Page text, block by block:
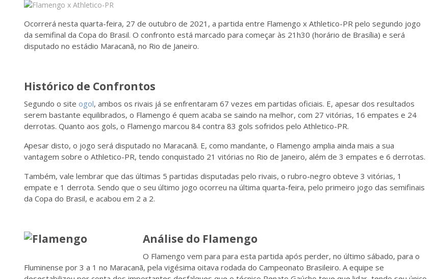
Ocorrerá nesta quarta-feira, 27 de outubro de 2021, a partida entre Flamengo x Athletico-PR pelo segundo jogo
da semifinal da Copa do Brasil. O confronto está marcado para começar às 21h30 (horário de Brasília) e será
disputado no estádio Maracanã, no Rio de Janeiro.
Histórico de Confrontos
Segundo o site ogol, ambos os rivais já se enfrentaram 67 vezes em partidas oficiais. E, apesar dos resultados
serem bastante equilibrados, o Flamengo é quem acaba se saindo na melhor, com 27 vitórias, 16 empates e 24
derrotas. Quanto aos gols, o Flamengo marcou 84 contra 83 gols sofridos pelo Athletico-PR.
Apesar disto, o jogo será disputado no Maracanã. E, como mandante, o Flamengo amplia ainda mais a sua
vantagem sobre o Athletico-PR, tendo conquistado 21 vitórias no Rio de Janeiro, além de 3 empates e 6 derrotas.
Também, vale lembrar que das últimas 5 partidas disputadas pelo rivais, o rubro-negro obteve 3 vitórias, 1
empate e 1 derrota. Sendo que o seu último jogo ocorreu na última quarta-feira, pelo primeiro jogo das semifinais
da Copa do Brasil, e acabou em 2 a 2.
Análise do Flamengo
O Flamengo vem para para esta partida após perder, no último sábado, para o
Fluminense por 3 a 1 no Maracanã, pela vigésima oitava rodada do Campeonato Brasileiro. A equipe se